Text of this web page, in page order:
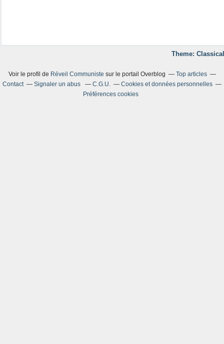
Theme:
Voir le profil de Réveil Communiste sur le portail Overblog
Top articles
Contact
Signaler un abus C.G.U.
Cookies et données personnelles
Préférences cookies